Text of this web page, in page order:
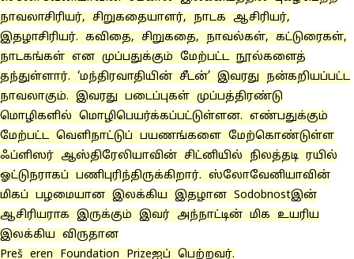
நாவலாசிரியர், சிறுகதையாளர், நாடக ஆசிரியர்,
இதழாசிரியர். கவிதை, சிறுகதை, நாவல்கள், கட்டுரைகள்,
நாடகங்கள் என முப்பதுக்கும் மேற்பட்ட நூல்களைத்
தந்துள்ளார். ‘மந்திரவாதியின் சீடன்’ இவரது நன்கறியப்பட்ட
நாவலாகும். இவரது படைப்புகள் முப்பத்திரண்டு
மொழிகளில் மொழிபெயர்க்கப்பட்டுள்ளன. எண்பதுக்கும்
மேற்பட்ட வெளிநாட்டுப் பயணங்களை மேற்கொண்டுள்ள
ஃப்ளிஸர் ஆஸ்திரேலியாவின் சிட்னியில் நிலத்தடி ரயில்
ஓட்டுநராகப் பணிபுரிந்திருக்கிறார். ஸ்லோவேனியாவின்
மிகப் பழமையான இலக்கிய இதழான Sodobnostஇன்
ஆசிரியராக இருக்கும் இவர் அந்நாட்டின் மிக உயரிய
இலக்கிய விருதான
Preš eren Foundation Prizeஐப் பெற்றவர்.